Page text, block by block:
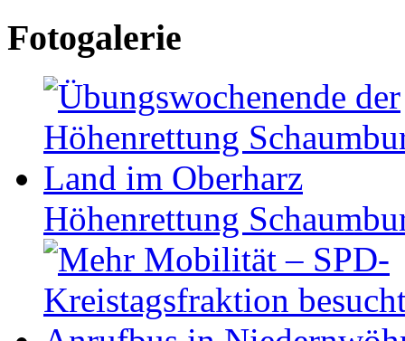
Fotogalerie
Höhen­ret­tung